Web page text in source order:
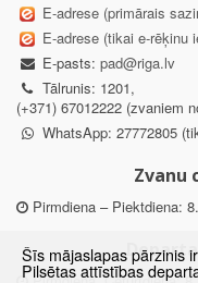
E-adrese (primārais
E-adrese (tikai e-rēķinu
E-pasts: pad@riga.lv
Tālrunis: 1201,
(+371) 67012222 (zvaniem
WhatsApp: 27772805
Zvanu
Pirmdiena – Piektdiena:
Šīs mājaslapas pārzinis
Pilsētas attīstības